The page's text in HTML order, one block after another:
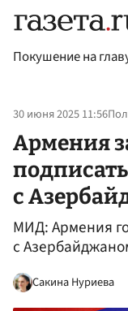
Покушение на
30 июня 2025 11:56
Армения
с
МИД: Армения
с
Сакина Нуриева